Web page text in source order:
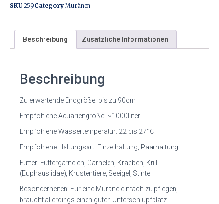
SKU 259Category Muränen
Beschreibung Zusätzliche Informationen
Beschreibung
Zu erwartende Endgröße: bis zu 90cm
Empfohlene Aquariengröße: ~1000Liter
Empfohlene Wassertemperatur: 22 bis 27°C
Empfohlene Haltungsart: Einzelhaltung, Paarhaltung
Futter: Futtergarnelen, Garnelen, Krabben, Krill
(Euphausiidae), Krustentiere, Seeigel, Stinte
Besonderheiten: Für eine Muräne einfach zu pflegen,
braucht allerdings einen guten Unterschlupfplatz.